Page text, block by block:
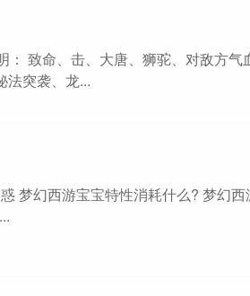
致命、击、大唐、狮驼、对敌方气
法突袭、龙...
梦幻西游宝宝特性消耗什么? 梦幻